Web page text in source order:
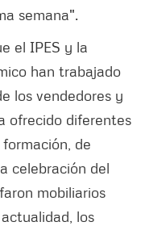
semana".
el IPES y la
han trabajado
los vendedores y
ofrecido diferentes
de
celebración del
mobiliarios
los